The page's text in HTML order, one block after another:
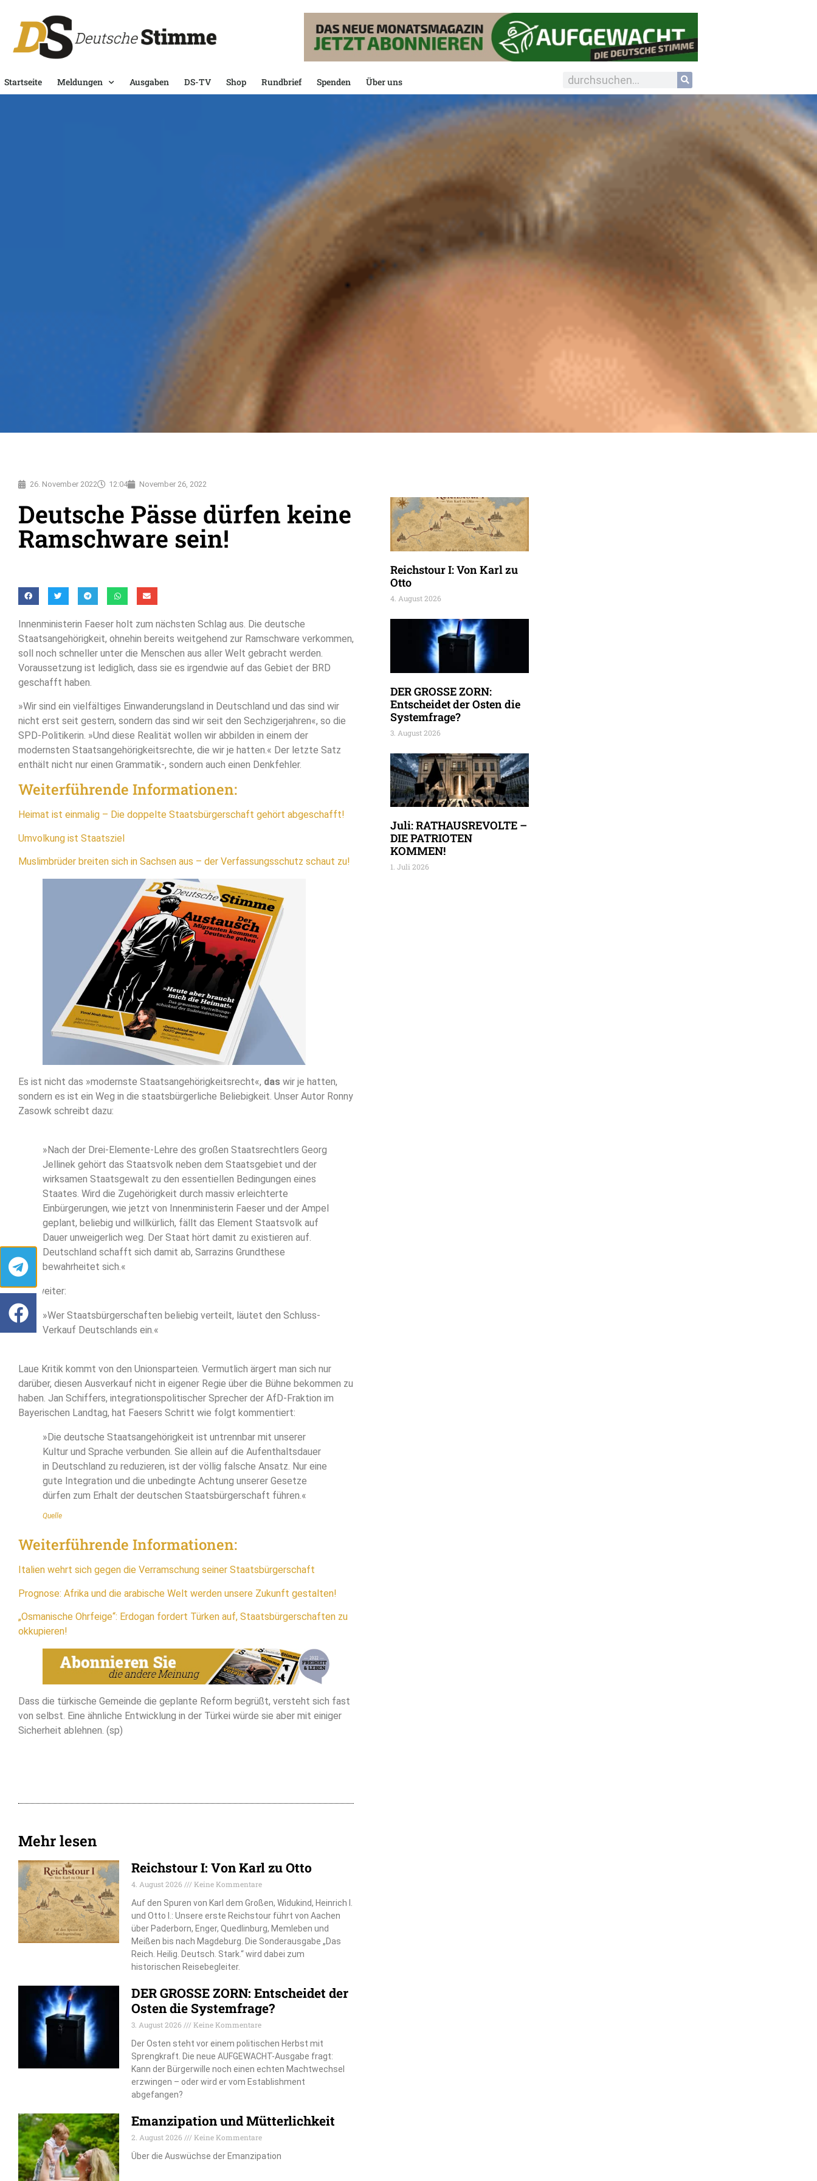
Startseite Meldungen Ausgaben DS-TV Shop Rundbrief Spenden Über uns
26. November 2022 12:04 November 26, 2022
Deutsche Pässe dürfen keine
Ramschware sein!
Innenministerin Faeser holt zum nächsten Schlag aus. Die deutsche
Staatsangehörigkeit, ohnehin bereits weitgehend zur Ramschware verkommen,
soll noch schneller unter die Menschen aus aller Welt gebracht werden.
Voraussetzung ist lediglich, dass sie es irgendwie auf das Gebiet der BRD
geschafft haben.
»Wir sind ein vielfältiges Einwanderungsland in Deutschland und das sind wir
nicht erst seit gestern, sondern das sind wir seit den Sechzigerjahren«, so die
SPD-Politikerin. »Und diese Realität wollen wir abbilden in einem der
modernsten Staatsangehörigkeitsrechte, die wir je hatten.« Der letzte Satz
enthält nicht nur einen Grammatik-, sondern auch einen Denkfehler.
Weiterführende Informationen:
Heimat ist einmalig – Die doppelte Staatsbürgerschaft gehört abgeschafft!
Umvolkung ist Staatsziel
Muslimbrüder breiten sich in Sachsen aus – der Verfassungsschutz schaut zu!
Es ist nicht das »modernste Staatsangehörigkeitsrecht«, das wir je hatten,
sondern es ist ein Weg in die staatsbürgerliche Beliebigkeit. Unser Autor Ronny
Zasowk schreibt dazu:
»Nach der Drei-Elemente-Lehre des großen Staatsrechtlers Georg
Jellinek gehört das Staatsvolk neben dem Staatsgebiet und der
wirksamen Staatsgewalt zu den essentiellen Bedingungen eines
Staates. Wird die Zugehörigkeit durch massiv erleichterte
Einbürgerungen, wie jetzt von Innenministerin Faeser und der Ampel
geplant, beliebig und willkürlich, fällt das Element Staatsvolk auf
Dauer unweigerlich weg. Der Staat hört damit zu existieren auf.
Deutschland schafft sich damit ab, Sarrazins Grundthese
bewahrheitet sich.«
Und weiter:
»Wer Staatsbürgerschaften beliebig verteilt, läutet den Schluss-
Verkauf Deutschlands ein.«
Laue Kritik kommt von den Unionsparteien. Vermutlich ärgert man sich nur
darüber, diesen Ausverkauf nicht in eigener Regie über die Bühne bekommen zu
haben. Jan Schiffers, integrationspolitischer Sprecher der AfD-Fraktion im
Bayerischen Landtag, hat Faesers Schritt wie folgt kommentiert:
»Die deutsche Staatsangehörigkeit ist untrennbar mit unserer
Kultur und Sprache verbunden. Sie allein auf die Aufenthaltsdauer
in Deutschland zu reduzieren, ist der völlig falsche Ansatz. Nur eine
gute Integration und die unbedingte Achtung unserer Gesetze
dürfen zum Erhalt der deutschen Staatsbürgerschaft führen.«
Quelle
Weiterführende Informationen:
Italien wehrt sich gegen die Verramschung seiner Staatsbürgerschaft
Prognose: Afrika und die arabische Welt werden unsere Zukunft gestalten!
„Osmanische Ohrfeige“: Erdogan fordert Türken auf, Staatsbürgerschaften zu
okkupieren!
Dass die türkische Gemeinde die geplante Reform begrüßt, versteht sich fast
von selbst. Eine ähnliche Entwicklung in der Türkei würde sie aber mit einiger
Sicherheit ablehnen. (sp)
Mehr lesen
Reichstour I: Von Karl zu Otto
4. August 2026
Keine Kommentare
Auf den Spuren von Karl dem Großen, Widukind, Heinrich I.
und Otto I.: Unsere erste Reichstour führt von Aachen
über Paderborn, Enger, Quedlinburg, Memleben und
Meißen bis nach Magdeburg. Die Sonderausgabe „Das
Reich. Heilig. Deutsch. Stark.“ wird dabei zum
historischen Reisebegleiter.
DER GROSSE ZORN: Entscheidet der
Osten die Systemfrage?
3. August 2026
Keine Kommentare
Der Osten steht vor einem politischen Herbst mit
Sprengkraft. Die neue AUFGEWACHT-Ausgabe fragt:
Kann der Bürgerwille noch einen echten Machtwechsel
erzwingen – oder wird er vom Establishment
abgefangen?
Emanzipation und Mütterlichkeit
2. August 2026
Keine Kommentare
Über die Auswüchse der Emanzipation
Reichstour I: Von Karl zu
Otto
4. August 2026
DER GROSSE ZORN:
Entscheidet der Osten die
Systemfrage?
3. August 2026
Juli: RATHAUSREVOLTE –
DIE PATRIOTEN
KOMMEN!
1. Juli 2026